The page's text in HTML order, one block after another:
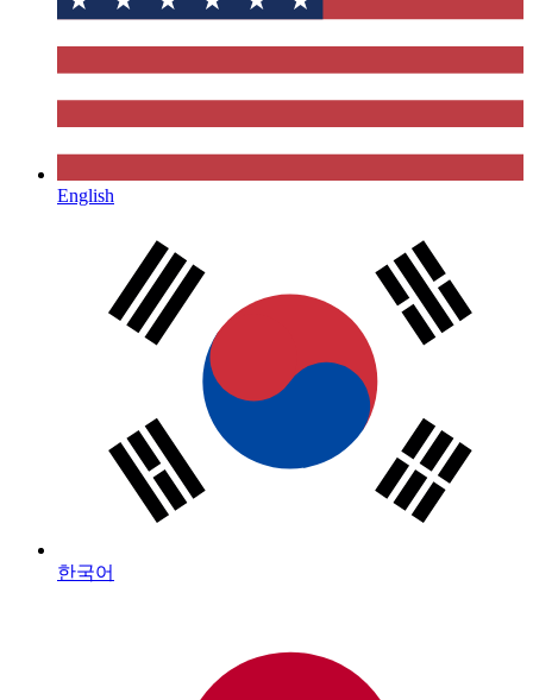
English
한국어